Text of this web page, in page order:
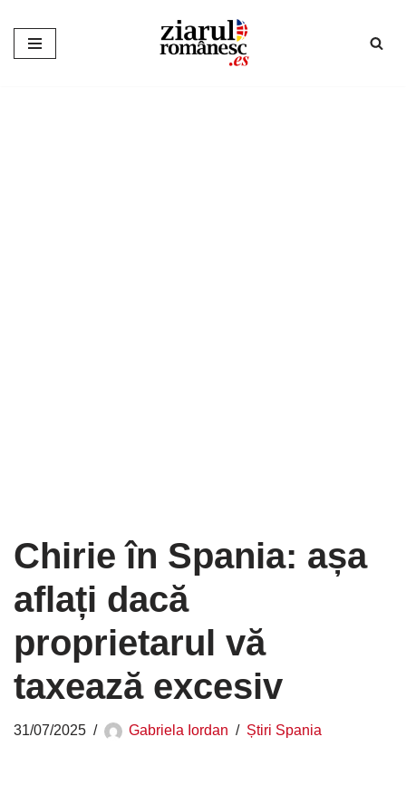
Sari
Chirie în Spania: așa
aflați dacă
proprietarul vă
taxează excesiv
31/07/2025 Gabriela Iordan Știri Spania